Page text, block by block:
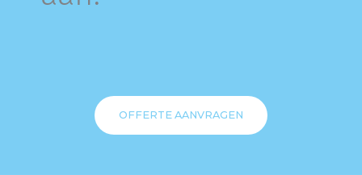
OFFERTE AANVRAGEN